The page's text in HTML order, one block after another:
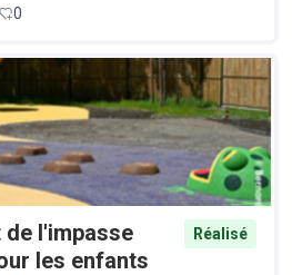
0
de l'impasse
les enfants
Réalisé